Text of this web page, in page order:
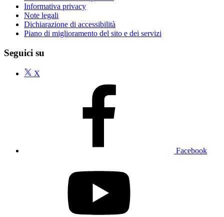
Informativa privacy
Note legali
Dichiarazione di accessibilità
Piano di miglioramento del sito e dei servizi
Seguici su
X
Facebook